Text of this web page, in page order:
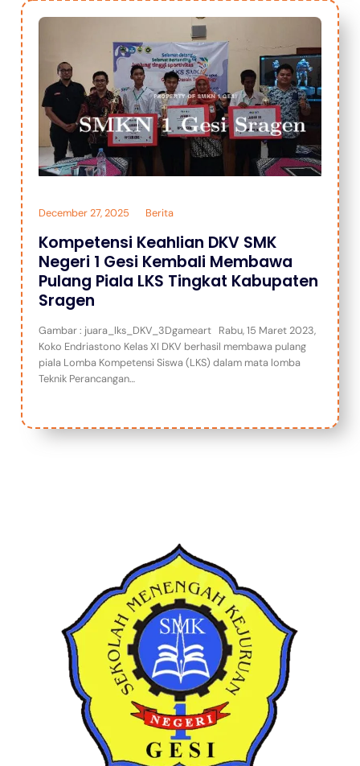
December 27, 2025 Berita
Kompetensi Keahlian DKV SMK
Negeri 1 Gesi Kembali Membawa
Pulang Piala LKS Tingkat Kabupaten
Sragen
Gambar : juara_lks_DKV_3Dgameart Rabu, 15 Maret 2023,
Koko Endriastono Kelas XI DKV berhasil membawa pulang
piala Lomba Kompetensi Siswa (LKS) dalam mata lomba
Teknik Perancangan…